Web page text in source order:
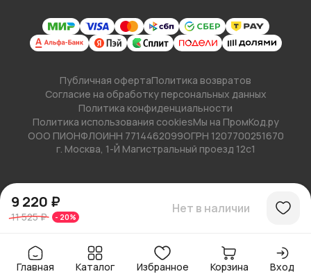
9 220 ₽
11 525 ₽ - 20%
Нет в наличии
Публичная офертаПолитика возвратов
Согласие на обработку персональных данных
Политика конфиденциальности
Политика использования cookiesМы на ПромКод.ру
ООО ПИОНФЛОИНН 7714462099ОГРН 1207700251670
г. Москва, 1-Й Магистральный проезд 12с1
Главная Каталог Избранное Корзина Вход